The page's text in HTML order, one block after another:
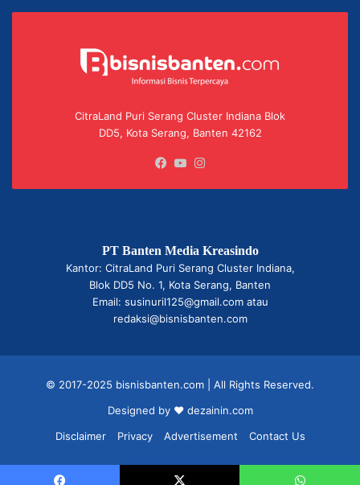
CitraLand Puri Serang Cluster Indiana Blok
DD5, Kota Serang, Banten 42162
Facebook
YouTube
PT Banten Media Kreasindo
Kantor: CitraLand Puri Serang Cluster Indiana,
Blok DD5 No. 1, Kota Serang, Banten
Email: susinuril125@gmail.com atau
redaksi@bisnisbanten.com
© 2017-2025 bisnisbanten.com | All Rights Reserved.
Designed by ❤ dezainin.com
Disclaimer
Privacy Advertisement Contact Us